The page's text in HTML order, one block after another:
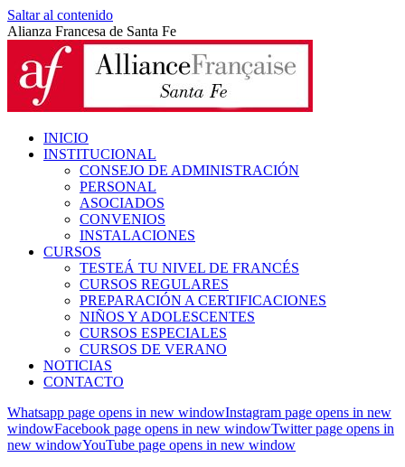
Saltar al contenido
Alianza Francesa de Santa Fe
INICIO
INSTITUCIONAL
CONSEJO DE ADMINISTRACIÓN
PERSONAL
ASOCIADOS
CONVENIOS
INSTALACIONES
CURSOS
TESTEÁ TU NIVEL DE FRANCÉS
CURSOS REGULARES
PREPARACIÓN A CERTIFICACIONES
NIÑOS Y ADOLESCENTES
CURSOS ESPECIALES
CURSOS DE VERANO
NOTICIAS
CONTACTO
Whatsapp page opens in new windowInstagram page opens in new
windowFacebook page opens in new windowTwitter page opens in
new windowYouTube page opens in new window